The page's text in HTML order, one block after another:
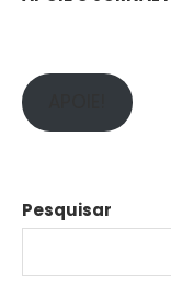
Pesquisar